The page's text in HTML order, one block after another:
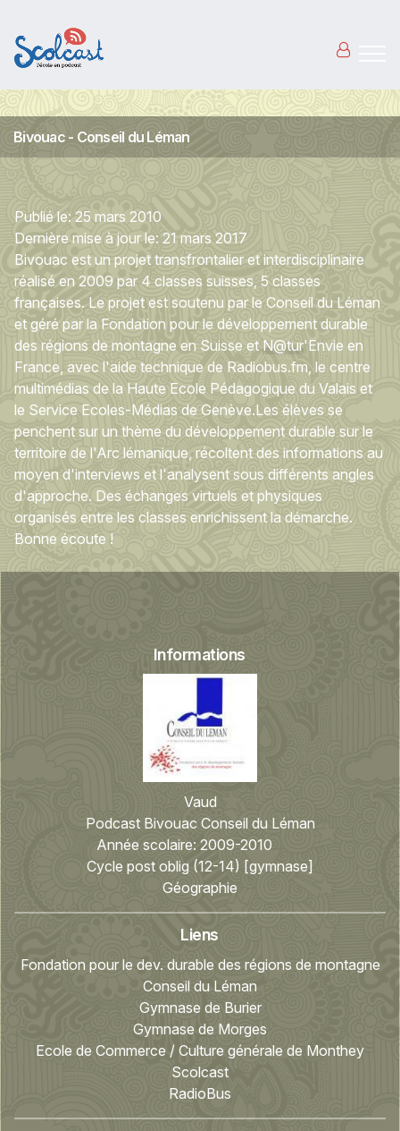
Bivouac - Conseil du Léman
Publié le: 25 mars 2010
Dernière mise à jour le: 21 mars 2017
Bivouac est un projet transfrontalier et interdisciplinaire
réalisé en 2009 par 4 classes suisses, 5 classes
françaises. Le projet est soutenu par le Conseil du Léman
et géré par la Fondation pour le développement durable
des régions de montagne en Suisse et N@tur'Envie en
France, avec l'aide technique de Radiobus.fm, le centre
multimédias de la Haute Ecole Pédagogique du Valais et
le Service Ecoles-Médias de Genève.Les élèves se
penchent sur un thème du développement durable sur le
territoire de l'Arc lémanique, récoltent des informations au
moyen d'interviews et l'analysent sous différents angles
d'approche. Des échanges virtuels et physiques
organisés entre les classes enrichissent la démarche.
Bonne écoute !
Informations
Vaud
Podcast Bivouac Conseil du Léman
Année scolaire: 2009-2010
Cycle post oblig (12-14) [gymnase]
Géographie
Liens
Fondation pour le dev. durable des régions de montagne
Conseil du Léman
Gymnase de Burier
Gymnase de Morges
Ecole de Commerce / Culture générale de Monthey
Scolcast
RadioBus